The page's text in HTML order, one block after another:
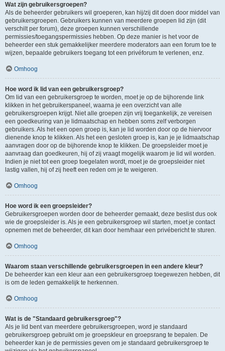
Wat zijn gebruikersgroepen?
Als de beheerder gebruikers wil groeperen, kan hij/zij dit doen door middel van
gebruikersgroepen. Gebruikers kunnen van meerdere groepen lid zijn (dit
verschilt per forum), deze groepen kunnen verschillende
permissies/toegangspermissies hebben. Op deze manier is het voor de
beheerder een stuk gemakkelijker meerdere moderators aan een forum toe te
wijzen, bepaalde gebruikers toegang tot een privéforum te verlenen, enz.
Omhoog
Hoe word ik lid van een gebruikersgroep?
Om lid van een gebruikersgroep te worden, moet je op de bijhorende link
klikken in het gebruikerspaneel, waarna je een overzicht van alle
gebruikersgroepen krijgt. Niet alle groepen zijn vrij toegankelijk, ze vereisen
een goedkeuring van je lidmaatschap en hebben soms zelf verborgen
gebruikers. Als het een open groep is, kan je lid worden door op de hiervoor
dienende knop te klikken. Als het een gesloten groep is, kan je je lidmaatschap
aanvragen door op de bijhorende knop te klikken. De groepsleider moet je
aanvraag dan goedkeuren, hij of zij vraagt mogelijk waarom je lid wil worden.
Indien je niet tot een groep toegelaten wordt, moet je de groepsleider niet
lastig vallen, hij of zij heeft een reden om je te weigeren.
Omhoog
Hoe word ik een groepsleider?
Gebruikersgroepen worden door de beheerder gemaakt, deze beslist dus ook
wie de groepsleider is. Als je een gebruikersgroep wil starten, moet je contact
opnemen met de beheerder, dit kan door hem/haar een privébericht te sturen.
Omhoog
Waarom staan verschillende gebruikersgroepen in een andere kleur?
De beheerder kan een kleur aan een gebruikersgroep toegewezen hebben, dit
is om de leden gemakkelijk te herkennen.
Omhoog
Wat is de "Standaard gebruikersgroep"?
Als je lid bent van meerdere gebruikersgroepen, word je standaard
gebruikersgroep gebruikt om je groepskleur en groepsrang te bepalen. De
beheerder kan je de permissies geven om je standaard gebruikersgroep te